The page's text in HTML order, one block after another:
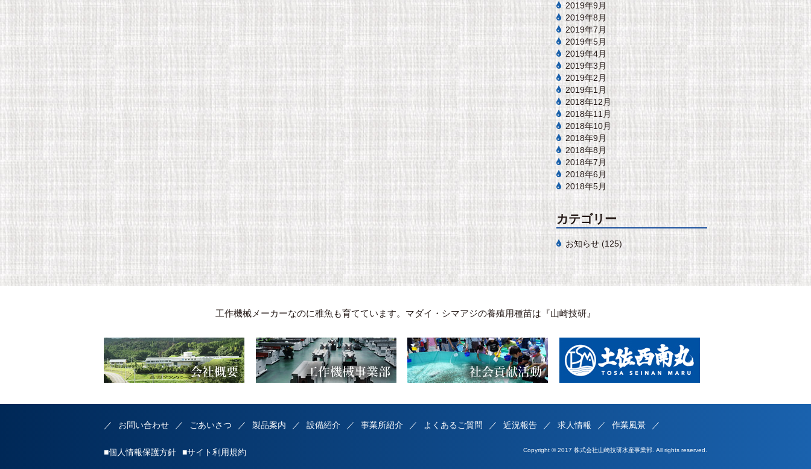
2019年9月
2019年8月
2019年7月
2019年5月
2019年4月
2019年3月
2019年2月
2019年1月
2018年12月
2018年11月
2018年10月
2018年9月
2018年8月
2018年7月
2018年6月
2018年5月
カテゴリー
お知らせ (125)
工作機械メーカーなのに稚魚も育てています。マダイ・シマアジの養殖用種苗は『山崎技研』
お問い合わせ ごあいさつ 製品案内 設備紹介 事業所紹介 よくあるご質問 近況報告 求人情報 作業風景
■個人情報保護方針 ■サイト利用規約 Copyright © 2017 株式会社山崎技研水産事業部. All rights reserved.